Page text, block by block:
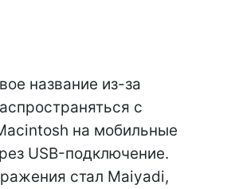
название из-за
с
на мобильные
USB-подключение.
стал Maiyadi,